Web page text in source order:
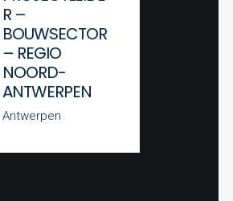
R –
BOUWSECTOR
– REGIO
NOORD-
ANTWERPEN
Antwerpen